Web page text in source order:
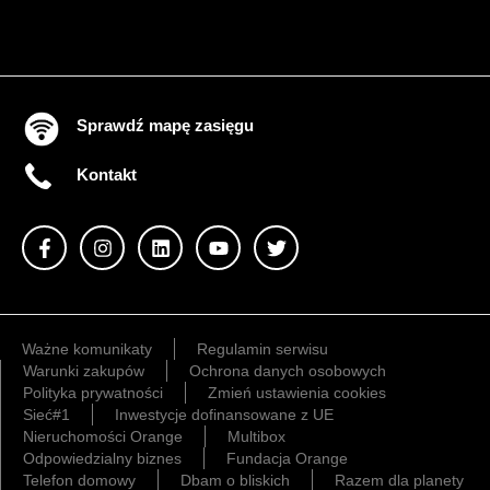
Sprawdź mapę zasięgu
Kontakt
Ważne komunikaty
Regulamin serwisu
Warunki zakupów
Ochrona danych osobowych
Polityka prywatności
Zmień ustawienia cookies
Sieć#1
Inwestycje dofinansowane z UE
Nieruchomości Orange
Multibox
Odpowiedzialny biznes
Fundacja Orange
Telefon domowy
Dbam o bliskich Razem dla planety